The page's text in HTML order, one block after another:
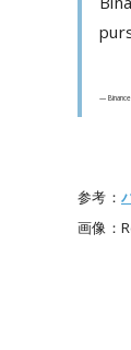
— Binance
参考：
画像：